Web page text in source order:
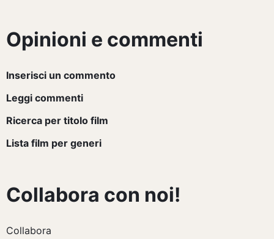
Opinioni e commenti
Inserisci un commento
Leggi commenti
Ricerca per titolo film
Lista film per generi
Collabora con noi!
Collabora